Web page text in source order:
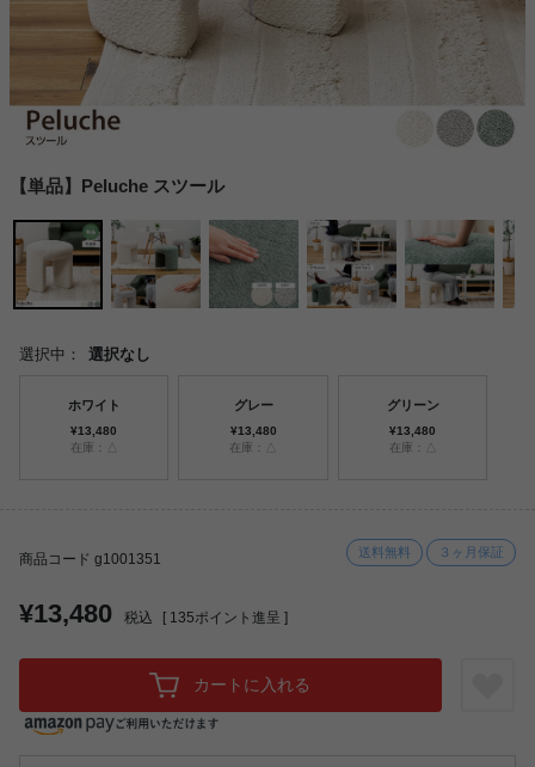
【単品】Peluche スツール
選択中： 選択なし
ホワイト
¥13,480
在庫：△
グレー
¥13,480
在庫：△
グリーン
¥13,480
在庫：△
商品コード g1001351 送料無料 ３ヶ月保証
¥13,480 税込 [ 135ポイント進呈 ]
カートに入れる